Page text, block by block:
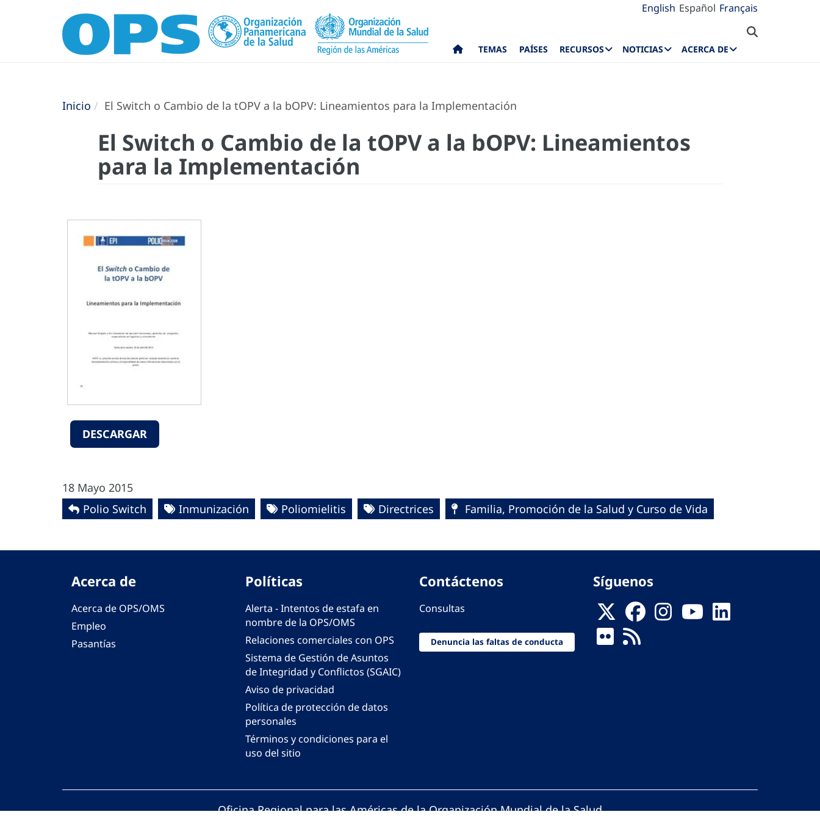
English Español Français
TEMAS PAÍSES RECURSOS NOTICIAS ACERCA DE
Inicio El Switch o Cambio de la tOPV a la bOPV: Lineamientos para la Implementación
El Switch o Cambio de la tOPV a la bOPV: Lineamientos
para la Implementación
DESCARGAR
18 Mayo 2015
Polio Switch
Inmunización Poliomielitis Directrices Familia, Promoción de la Salud y Curso de Vida
Acerca de
Acerca de OPS/OMS
Empleo
Pasantías
Políticas
Alerta - Intentos de estafa en
nombre de la OPS/OMS
Relaciones comerciales con OPS
Sistema de Gestión de Asuntos
de Integridad y Conflictos (SGAIC)
Aviso de privacidad
Política de protección de datos
personales
Términos y condiciones para el
uso del sitio
Contáctenos
Consultas
Denuncia las faltas de conducta
Síguenos
Oficina Regional para las Américas de la Organización Mundial de la Salud